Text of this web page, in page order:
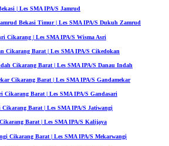
| Les SMA IPA/S Jamrud
Bekasi Timur | Les SMA IPA/S Dukuh Zamrud
Cikarang | Les SMA IPA/S Wisma Asri
Cikarang Barat | Les SMA IPA/S Cikedokan
Cikarang Barat | Les SMA IPA/S Danau Indah
Cikarang Barat | Les SMA IPA/S Gandamekar
Cikarang Barat | Les SMA IPA/S Gandasari
Barat | Les SMA IPA/S Jatiwangi
Barat | Les SMA IPA/S Kalijaya
Cikarang Barat | Les SMA IPA/S Mekarwangi